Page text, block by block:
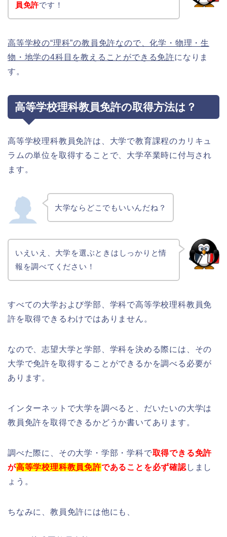
員免許です！
高等学校の“理科”の教員免許なので、化学・物理・生
物・地学の4科目を教えることができる免許になりま
す。
高等学校理科教員免許の取得方法は？
高等学校理科教員免許は、大学で教育課程のカリキュ
ラムの単位を取得することで、大学卒業時に付与され
ます。
大学ならどこでもいいんだね？
いえいえ、大学を選ぶときはしっかりと情
報を調べてください！
すべての大学および学部、学科で高等学校理科教員免
許を取得できるわけではありません。
なので、志望大学と学部、学科を決める際には、その
大学で免許を取得することができるかを調べる必要が
あります。
インターネットで大学を調べると、だいたいの大学は
教員免許を取得できるかどうか書いてあります。
調べた際に、その大学・学部・学科で取得できる免許
が高等学校理科教員免許であることを必ず確認 しまし
ょう。
ちなみに、教員免許には他にも、